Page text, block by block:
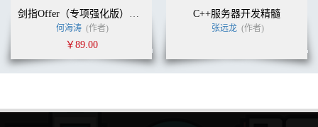
第 13 章 新 I/O API（NIO.2） ................................123
Path 接口 .............................................................................123
Files 类 ................................................................................124
其他特性 .............................................................................125
第 14 章 并发.......................................................127
何海涛 (作者)
￥89.00
C++服务器开发精髓
张远龙 (作者)